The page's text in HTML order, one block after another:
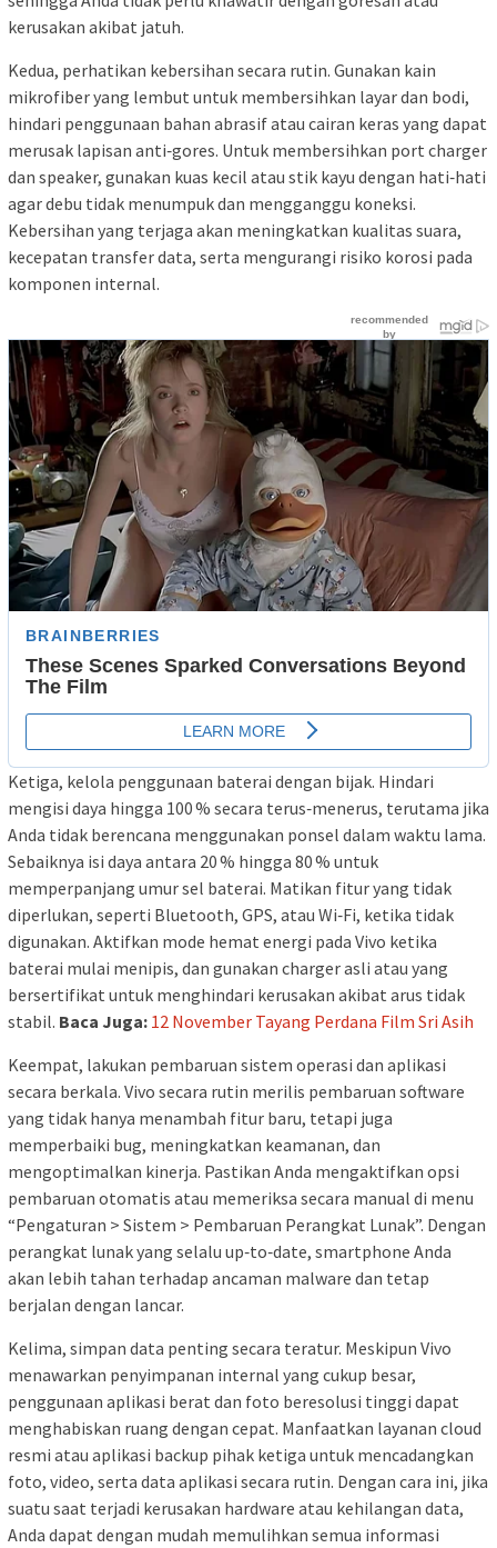
kerusakan akibat jatuh.
Kedua, perhatikan kebersihan secara rutin. Gunakan kain
mikrofiber yang lembut untuk membersihkan layar dan bodi,
hindari penggunaan bahan abrasif atau cairan keras yang dapat
merusak lapisan anti‑gores. Untuk membersihkan port charger
dan speaker, gunakan kuas kecil atau stik kayu dengan hati‑hati
agar debu tidak menumpuk dan mengganggu koneksi.
Kebersihan yang terjaga akan meningkatkan kualitas suara,
kecepatan transfer data, serta mengurangi risiko korosi pada
komponen internal.
Ketiga, kelola penggunaan baterai dengan bijak. Hindari
mengisi daya hingga 100 % secara terus‑menerus, terutama jika
Anda tidak berencana menggunakan ponsel dalam waktu lama.
Sebaiknya isi daya antara 20 % hingga 80 % untuk
memperpanjang umur sel baterai. Matikan fitur yang tidak
diperlukan, seperti Bluetooth, GPS, atau Wi‑Fi, ketika tidak
digunakan. Aktifkan mode hemat energi pada Vivo ketika
baterai mulai menipis, dan gunakan charger asli atau yang
bersertifikat untuk menghindari kerusakan akibat arus tidak
stabil. Baca Juga: 12 November Tayang Perdana Film Sri Asih
Keempat, lakukan pembaruan sistem operasi dan aplikasi
secara berkala. Vivo secara rutin merilis pembaruan software
yang tidak hanya menambah fitur baru, tetapi juga
memperbaiki bug, meningkatkan keamanan, dan
mengoptimalkan kinerja. Pastikan Anda mengaktifkan opsi
pembaruan otomatis atau memeriksa secara manual di menu
“Pengaturan > Sistem > Pembaruan Perangkat Lunak”. Dengan
perangkat lunak yang selalu up‑to‑date, smartphone Anda
akan lebih tahan terhadap ancaman malware dan tetap
berjalan dengan lancar.
Kelima, simpan data penting secara teratur. Meskipun Vivo
menawarkan penyimpanan internal yang cukup besar,
penggunaan aplikasi berat dan foto beresolusi tinggi dapat
menghabiskan ruang dengan cepat. Manfaatkan layanan cloud
resmi atau aplikasi backup pihak ketiga untuk mencadangkan
foto, video, serta data aplikasi secara rutin. Dengan cara ini, jika
suatu saat terjadi kerusakan hardware atau kehilangan data,
Anda dapat dengan mudah memulihkan semua informasi